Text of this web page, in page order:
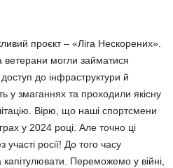
проєкт – «Ліга Нескорених».
могли займатися
до інфраструктури й
у змаганнях та проходили якісну
Вірю, що наші спортсмени
у 2024 році. Але точно ці
poсії! До того часу
Переможемо у війні,